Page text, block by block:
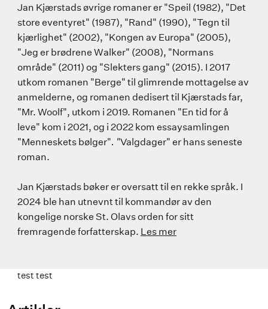
Jan Kjærstads øvrige romaner er "Speil (1982), "Det
store eventyret" (1987), "Rand" (1990), "Tegn til
kjærlighet" (2002), "Kongen av Europa" (2005),
"Jeg er brødrene Walker" (2008), "Normans
område" (2011) og "Slekters gang" (2015). I 2017
utkom romanen "Berge" til glimrende mottagelse av
anmelderne, og romanen dedisert til Kjærstads far,
"Mr. Woolf", utkom i 2019. Romanen "En tid for å
leve" kom i 2021, og i 2022 kom essaysamlingen
"Menneskets bølger". "Valgdager" er hans seneste
roman.
Jan Kjærstads bøker er oversatt til en rekke språk. I
2024 ble han utnevnt til kommandør av den
kongelige norske St. Olavs orden for sitt
fremragende forfatterskap. Les mer
test test